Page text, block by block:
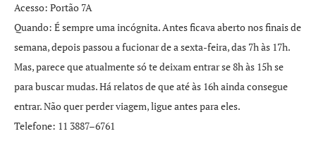
Acesso: Portão 7A
Quando: É sempre uma incógnita. Antes ficava aberto nos finais de
semana, depois passou a fucionar de a sexta-feira, das 7h às 17h.
Mas, parece que atualmente só te deixam entrar se 8h às 15h se
para buscar mudas. Há relatos de que até às 16h ainda consegue
entrar. Não quer perder viagem, ligue antes para eles.
Telefone: 11 3887–6761